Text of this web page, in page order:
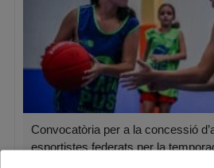
Convocatòria per a la concessió
esportistes federats per la